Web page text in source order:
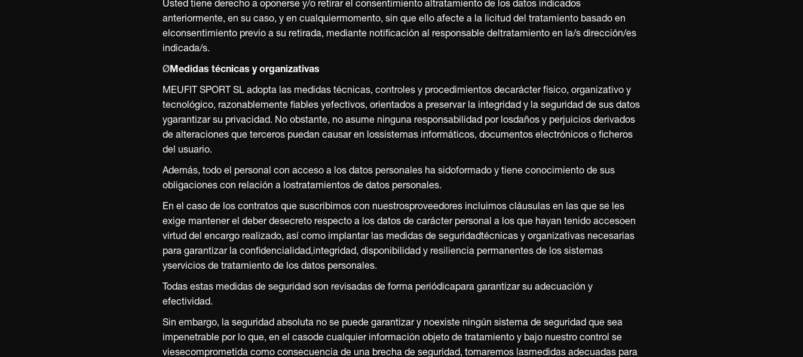
Usted tiene derecho a oponerse y/o retirar el consentimiento altratamiento de los datos indicados
anteriormente, en su caso, y en cualquiermomento, sin que ello afecte a la licitud del tratamiento basado en
elconsentimiento previo a su retirada, mediante notificación al responsable deltratamiento en la/s dirección/es
indicada/s.
ØMedidas técnicas y organizativas
MEUFIT SPORT SL adopta las medidas técnicas, controles y procedimientos decarácter físico, organizativo y
tecnológico, razonablemente fiables yefectivos, orientados a preservar la integridad y la seguridad de sus datos
ygarantizar su privacidad. No obstante, no asume ninguna responsabilidad por losdaños y perjuicios derivados
de alteraciones que terceros puedan causar en lossistemas informáticos, documentos electrónicos o ficheros
del usuario.
Además, todo el personal con acceso a los datos personales ha sidoformado y tiene conocimiento de sus
obligaciones con relación a lostratamientos de datos personales.
En el caso de los contratos que suscribimos con nuestrosproveedores incluimos cláusulas en las que se les
exige mantener el deber desecreto respecto a los datos de carácter personal a los que hayan tenido accesoen
virtud del encargo realizado, así como implantar las medidas de seguridadtécnicas y organizativas necesarias
para garantizar la confidencialidad,integridad, disponibilidad y resiliencia permanentes de los sistemas
yservicios de tratamiento de los datos personales.
Todas estas medidas de seguridad son revisadas de forma periódicapara garantizar su adecuación y
efectividad.
Sin embargo, la seguridad absoluta no se puede garantizar y noexiste ningún sistema de seguridad que sea
impenetrable por lo que, en el casode cualquier información objeto de tratamiento y bajo nuestro control se
viesecomprometida como consecuencia de una brecha de seguridad, tomaremos lasmedidas adecuadas para